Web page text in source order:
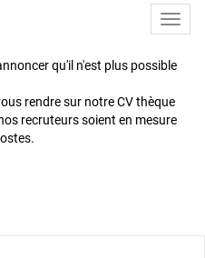
qu'il n'est plus possible
rendre sur notre CV thèque
recruteurs soient en mesure